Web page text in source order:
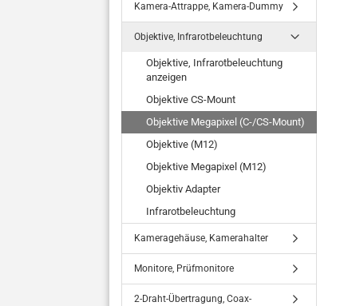
Kamera-Attrappe, Kamera-Dummy
Objektive, Infrarotbeleuchtung
Objektive, Infrarotbeleuchtung
anzeigen
Objektive CS-Mount
Objektive Megapixel (C-/CS-Mount)
Objektive (M12)
Objektive Megapixel (M12)
Objektiv Adapter
Infrarotbeleuchtung
Kameragehäuse, Kamerahalter
Monitore, Prüfmonitore
2-Draht-Übertragung, Coax-